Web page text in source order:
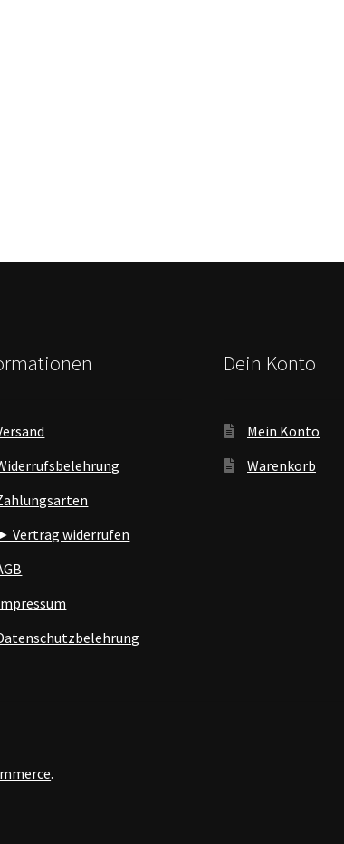
Vertrag widerrufen
Dein Konto
Mein Konto
Warenkorb
.